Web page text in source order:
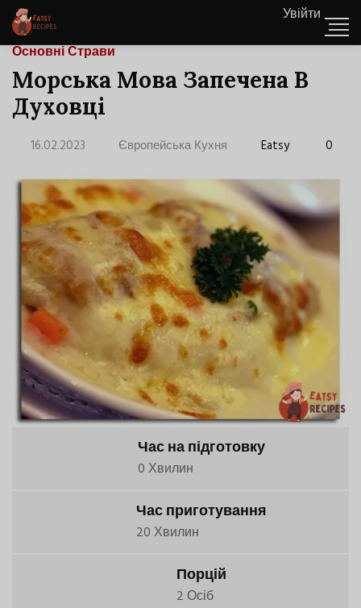
Увійти
Основні Страви
Морська Мова Запечена В
Духовці
16.02.2023 Європейська Кухня Eatsy 0
Час на підготовку
0 Хвилин
Час приготування
20 Хвилин
Порцій
2 Осіб